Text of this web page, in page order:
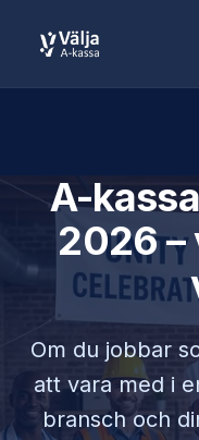
A-
2026 –
Om du jobbar
att vara med i
bransch och